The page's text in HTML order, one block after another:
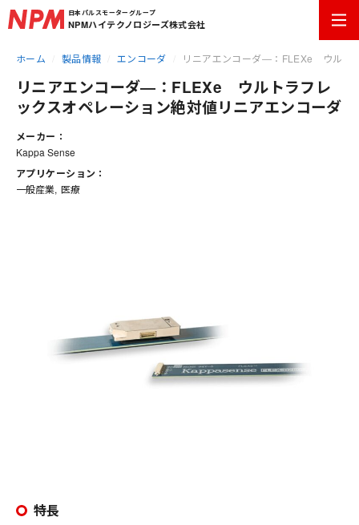
日本パルスモーターグループ
NPMハイテクノロジーズ株式会社
ホーム 製品情報 エンコーダ リニアエンコーダ―：FLEXe ウルト
リニアエンコーダ―：FLEXe ウルトラフレ
ックスオペレーション絶対値リニアエンコーダ
メーカー：
Kappa Sense
アプリケーション：
一般産業 医療
特長